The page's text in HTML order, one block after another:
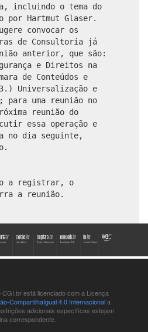
incluindo o tema do
por Hartmut Glaser.
convocar os
de Consultoria já
anterior, que são:
e Direitos na
de Conteúdos e
Universalização e
uma reunião no
reunião do
essa operação e
no dia seguinte,
a registrar, o
a reunião.
CGI.br está licenciado com a Licença
CompartilhaIgual 4.0 Internacionala
adicionais específicas estejam
correspondente.